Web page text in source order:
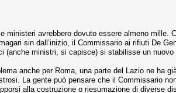
avrebbero dovuto essere almeno mille.
sin dall’inizio, il Commissario ai rifiuti De
(anche ministri, si capisce) si stabilisse un
anche per Roma, una parte del Lazio ne ha
La gente può pensare che il Commissario
alla costruzione o riesumazione di diverse